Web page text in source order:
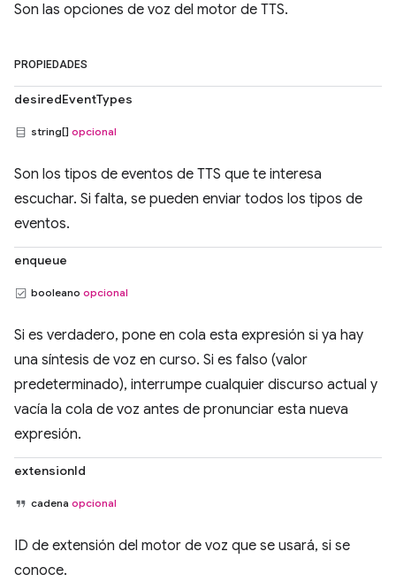
Son las opciones de voz del motor de TTS.
PROPIEDADES
desiredEventTypes
string[] opcional
Son los tipos de eventos de TTS que te interesa
escuchar. Si falta, se pueden enviar todos los tipos de
eventos.
enqueue
booleano opcional
Si es verdadero, pone en cola esta expresión si ya hay
una síntesis de voz en curso. Si es falso (valor
predeterminado), interrumpe cualquier discurso actual y
vacía la cola de voz antes de pronunciar esta nueva
expresión.
extensionId
cadena opcional
ID de extensión del motor de voz que se usará, si se
conoce.